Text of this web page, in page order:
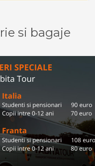
si bagaje